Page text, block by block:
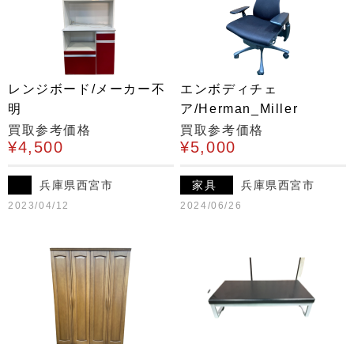
レンジボード/メーカー不
明
買取参考価格
¥4,500
兵庫県西宮市
2023/04/12
エンボディチェ
ア/Herman_Miller
買取参考価格
¥5,000
家具 兵庫県西宮市
2024/06/26